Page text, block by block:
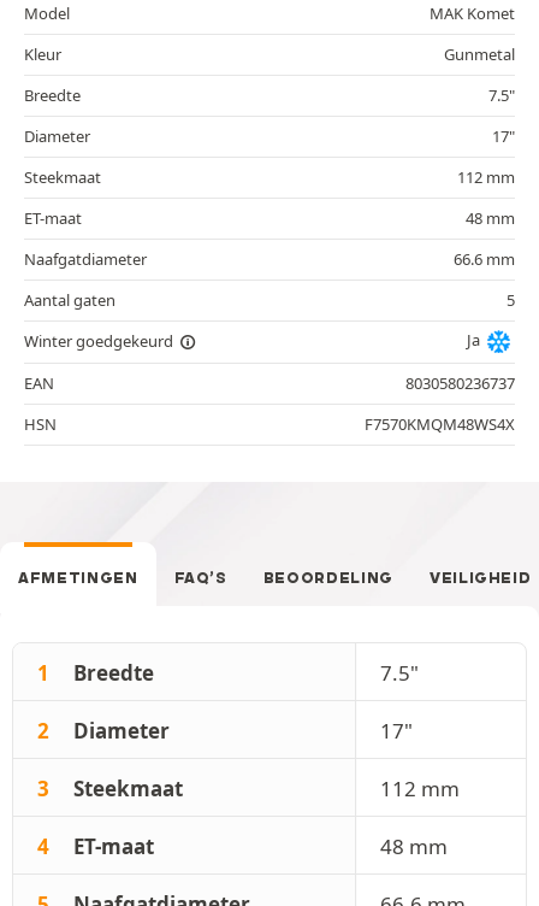
Model
MAK Komet
Kleur
Gunmetal
Breedte
7.5"
Diameter
17"
Steekmaat
112 mm
ET-maat
48 mm
Naafgatdiameter
66.6 mm
Aantal gaten
5
Winter goedgekeurd
Ja
EAN
8030580236737
HSN
F7570KMQM48WS4X
AFMETINGEN FAQ’S BEOORDELING VEILIGHEID
1 Breedte 7.5"
2 Diameter 17"
3 Steekmaat 112 mm
4 ET-maat 48 mm